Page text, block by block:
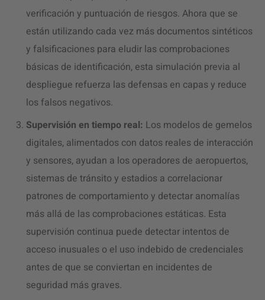
verificación y puntuación de riesgos. Ahora que se
están utilizando cada vez más documentos sintéticos
y falsificaciones para eludir las comprobaciones
básicas de identificación, esta simulación previa al
despliegue refuerza las defensas en capas y reduce
los falsos negativos.
Supervisión en tiempo real: Los modelos de gemelos
digitales, alimentados con datos reales de interacción
y sensores, ayudan a los operadores de aeropuertos,
sistemas de tránsito y estadios a correlacionar
patrones de comportamiento y detectar anomalías
más allá de las comprobaciones estáticas. Esta
supervisión continua puede detectar intentos de
acceso inusuales o el uso indebido de credenciales
antes de que se conviertan en incidentes de
seguridad más graves.